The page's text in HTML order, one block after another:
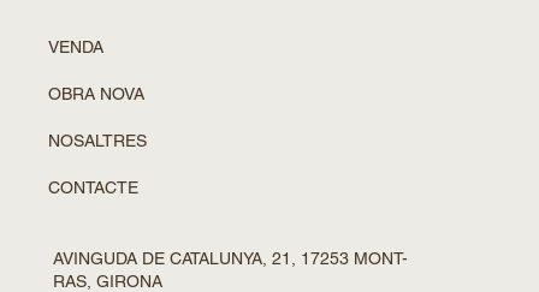
VENDA
OBRA NOVA
NOSALTRES
CONTACTE
AVINGUDA DE CATALUNYA, 21, 17253 MONT-
RAS, GIRONA